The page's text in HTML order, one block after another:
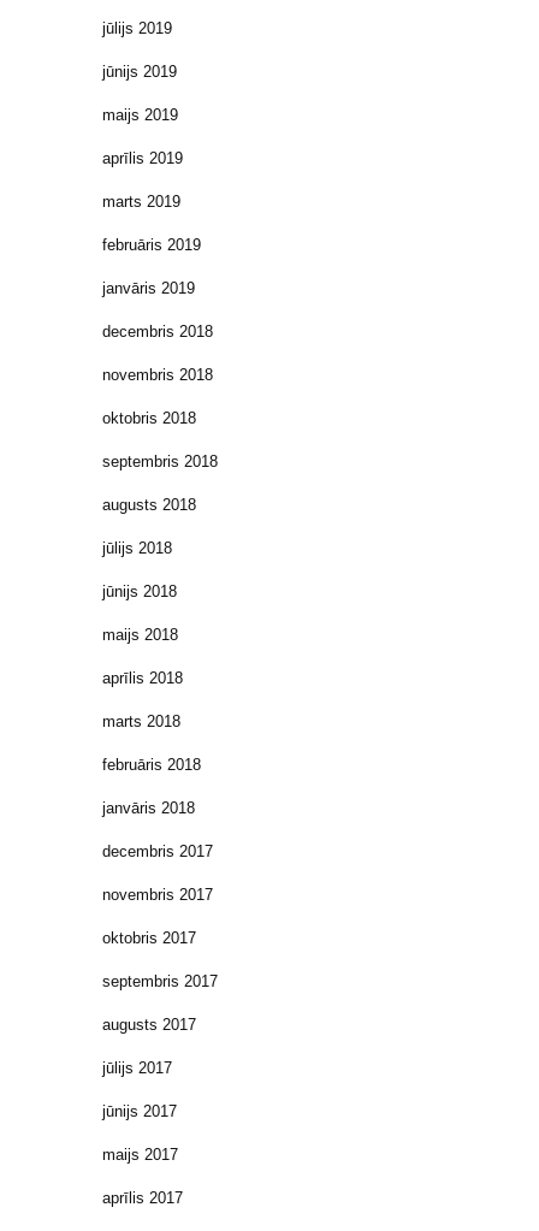
jūlijs 2019
jūnijs 2019
maijs 2019
aprīlis 2019
marts 2019
februāris 2019
janvāris 2019
decembris 2018
novembris 2018
oktobris 2018
septembris 2018
augusts 2018
jūlijs 2018
jūnijs 2018
maijs 2018
aprīlis 2018
marts 2018
februāris 2018
janvāris 2018
decembris 2017
novembris 2017
oktobris 2017
septembris 2017
augusts 2017
jūlijs 2017
jūnijs 2017
maijs 2017
aprīlis 2017